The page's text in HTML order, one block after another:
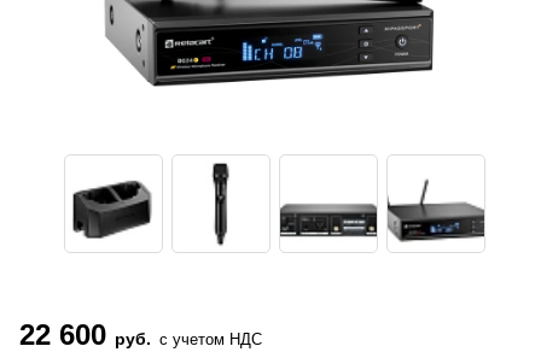
22 600 руб. с учетом НДС